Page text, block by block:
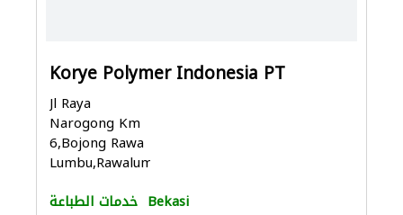
Korye Polymer Indonesia PT
Jl Raya
Narogong Km
6,Bojong Rawa
Lumbu,Rawalumbu,...
خدمات الطباعة Bekasi